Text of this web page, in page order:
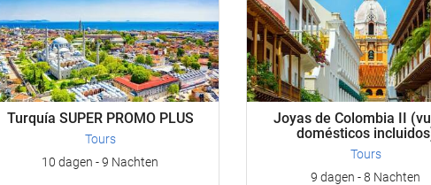
Turquía SUPER PROMO PLUS
Tours
10 dagen - 9 Nachten
Joyas de Colombia II
domésticos
Tours
9 dagen - 8 Nachten